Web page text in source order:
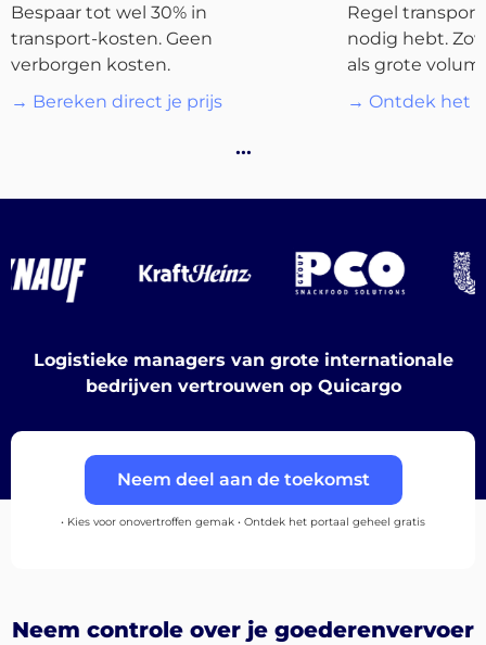
About
the
Ontdek
Nederlands
Bespaar tot wel 30% in
transport-kosten. Geen
verborgen kosten.
→ Bereken direct je prijs
Regel
nodig hebt.
als grote
→ Ontdek het
…
Logistieke managers van grote internationale
bedrijven vertrouwen op Quicargo
Neem deel aan de toekomst
• Kies voor onovertroffen gemak • Ontdek het portaal geheel gratis
Neem controle over je goederenvervoer